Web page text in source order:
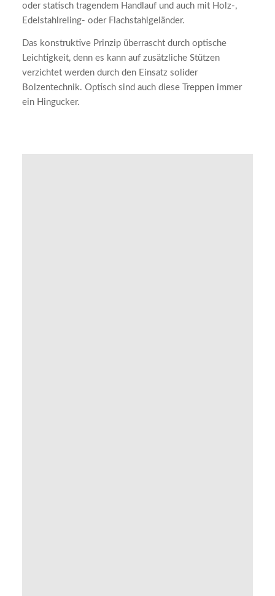
oder statisch tragendem Handlauf und auch mit Holz-,
Edelstahlreling- oder Flachstahlgeländer.
Das konstruktive Prinzip überrascht durch optische
Leichtigkeit, denn es kann auf zusätzliche Stützen
verzichtet werden durch den Einsatz solider
Bolzentechnik. Optisch sind auch diese Treppen immer
ein Hingucker.